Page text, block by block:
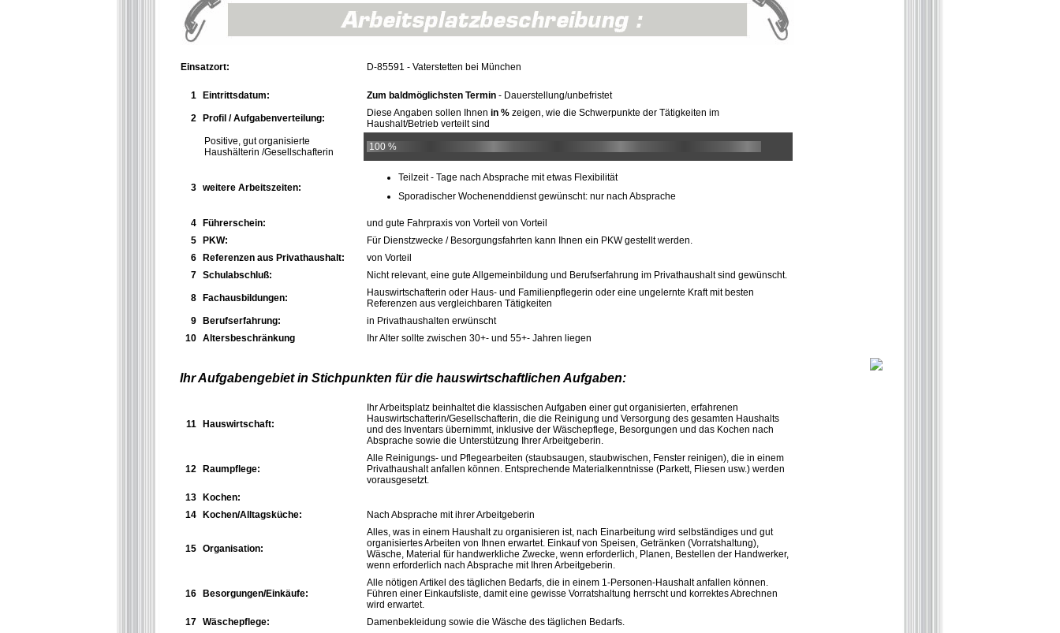
Einsatzort: D-85591 - Vaterstetten bei München
1 Eintrittsdatum: Zum baldmöglichsten Termin - Dauerstellung/unbefristet
2 Profil / Aufgabenverteilung: Diese Angaben sollen Ihnen in % zeigen, wie die Schwerpunkte der Tätigkeiten im
Haushalt/Betrieb verteilt sind
Positive, gut organisierte
Haushälterin /Gesellschafterin
100 %
3 weitere Arbeitszeiten:
Teilzeit - Tage nach Absprache mit etwas Flexibilität
Sporadischer Wochenenddienst gewünscht: nur nach Absprache
4 Führerschein:
und gute Fahrpraxis von Vorteil von Vorteil
5
PKW:
Für Dienstzwecke / Besorgungsfahrten kann Ihnen ein PKW gestellt werden.
6
Referenzen aus Privathaushalt:
von Vorteil
7 Schulabschluß: Nicht relevant, eine gute Allgemeinbildung und Berufserfahrung im Privathaushalt sind gewünscht.
8 Fachausbildungen:
Hauswirtschafterin oder Haus- und Familienpflegerin oder eine ungelernte Kraft mit besten
Referenzen aus vergleichbaren Tätigkeiten
9
Berufserfahrung:
in Privathaushalten erwünscht
10 Altersbeschränkung Ihr Alter sollte zwischen 30+- und 55+- Jahren liegen
Ihr Aufgabengebiet in Stichpunkten für die hauswirtschaftlichen Aufgaben:
11 Hauswirtschaft:
Ihr Arbeitsplatz beinhaltet die klassischen Aufgaben einer gut organisierten, erfahrenen
Hauswirtschafterin/Gesellschafterin, die die Reinigung und Versorgung des gesamten Haushalts
und des Inventars übernimmt, inklusive der Wäschepflege, Besorgungen und das Kochen nach
Absprache sowie die Unterstützung Ihrer Arbeitgeberin.
12 Raumpflege:
Alle Reinigungs- und Pflegearbeiten (staubsaugen, staubwischen, Fenster reinigen), die in einem
Privathaushalt anfallen können. Entsprechende Materialkenntnisse (Parkett, Fliesen usw.) werden
vorausgesetzt.
13
Kochen:
14
Kochen/Alltagsküche: Nach Absprache mit ihrer Arbeitgeberin
15 Organisation:
Alles, was in einem Haushalt zu organisieren ist, nach Einarbeitung wird selbständiges und gut
organisiertes Arbeiten von Ihnen erwartet. Einkauf von Speisen, Getränken (Vorratshaltung),
Wäsche, Material für handwerkliche Zwecke, wenn erforderlich, Planen, Bestellen der Handwerker,
wenn erforderlich nach Absprache mit Ihren Arbeitgeberin.
16 Besorgungen/Einkäufe:
Alle nötigen Artikel des täglichen Bedarfs, die in einem 1-Personen-Haushalt anfallen können.
Führen einer Einkaufsliste, damit eine gewisse Vorratshaltung herrscht und korrektes Abrechnen
wird erwartet.
17 Wäschepflege: Damenbekleidung sowie die Wäsche des täglichen Bedarfs.